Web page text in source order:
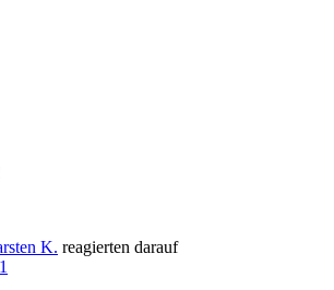
K. reagierten darauf
1